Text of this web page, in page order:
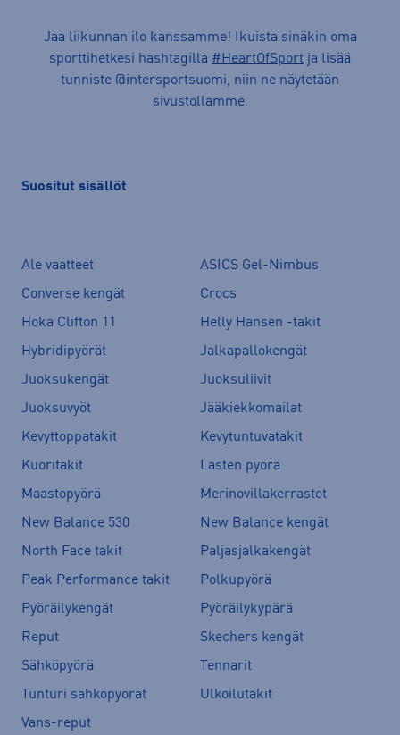
Jaa liikunnan ilo kanssamme! Ikuista sinäkin oma
sporttihetkesi hashtagilla #HeartOfSport ja lisää
tunniste @intersportsuomi, niin ne näytetään
sivustollamme.
Suositut sisällöt
Ale vaatteet
ASICS Gel-Nimbus
Converse kengät
Crocs
Hoka Clifton 11
Helly Hansen -takit
Hybridipyörät
Jalkapallokengät
Juoksukengät
Juoksuliivit
Juoksuvyöt
Jääkiekkomailat
Kevyttoppatakit
Kevytuntuvatakit
Kuoritakit
Lasten pyörä
Maastopyörä
Merinovillakerrastot
New Balance 530
New Balance kengät
North Face takit
Paljasjalkakengät
Peak Performance takit
Polkupyörä
Pyöräilykengät
Pyöräilykypärä
Reput
Skechers kengät
Sähköpyörä
Tennarit
Tunturi sähköpyörät
Ulkoilutakit
Vans-reput